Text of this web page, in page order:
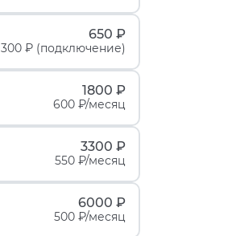
650 ₽
300 ₽ (подключение)
1800 ₽
600 ₽/месяц
3300 ₽
550 ₽/месяц
6000 ₽
500 ₽/месяц